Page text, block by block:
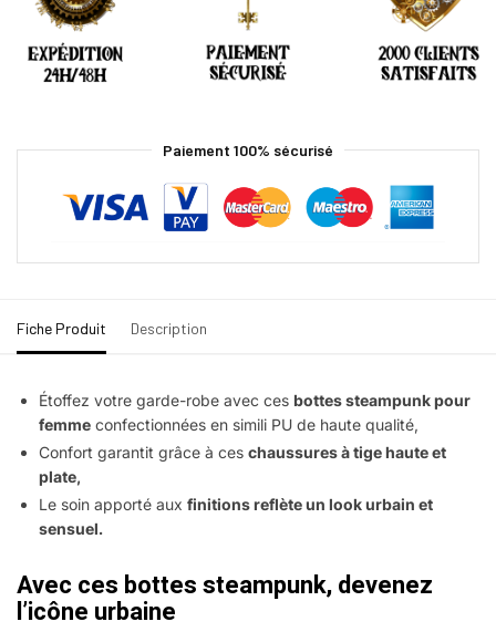
Paiement 100% sécurisé
Fiche Produit Description
Étoffez votre garde-robe avec ces bottes steampunk pour
femme confectionnées en simili PU de haute qualité,
Confort garantit grâce à ces chaussures à tige haute et
plate,
Le soin apporté aux finitions reflète un look urbain et
sensuel.
Avec ces bottes steampunk, devenez
l’icône urbaine